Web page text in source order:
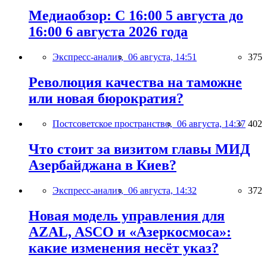
Медиаобзор: С 16:00 5 августа до
16:00 6 августа 2026 года
Экспресс-анализ, 06 августа, 14:51 375
Революция качества на таможне
или новая бюрократия?
Постсоветское пространство, 06 августа, 14:37 402
Что стоит за визитом главы МИД
Азербайджана в Киев?
Экспресс-анализ, 06 августа, 14:32 372
Новая модель управления для
AZAL, ASCO и «Азеркосмоса»:
какие изменения несёт указ?